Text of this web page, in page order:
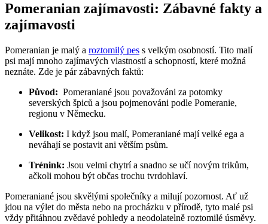
Pomeranian ‌zajímavosti: Zábavné fakty a
zajímavosti
Pomeranian je malý a roztomilý pes ⁢s velkým⁤ osobností. Tito malí
psi mají mnoho zajímavých vlastností a schopností, které ‍možná
neznáte. ⁢Zde ⁣je pár zábavných faktů:
Původ: ⁣ Pomeraniané jsou považováni za⁤ potomky
severských špiců a jsou pojmenováni podle ⁣Pomeranie,
regionu v Německu.
Velikost: ⁢I když jsou malí,‌ Pomeraniané ⁣mají ‌velké ega a‌
neváhají se ‍postavit ani větším psům.
Trénink: ‍Jsou velmi chytrí a snadno‍ se učí novým trikům,
ačkoli ⁣mohou ⁢být občas trochu‌ tvrdohlaví.
Pomeraniané jsou skvělými ⁣společníky a milují⁤ pozornost. Ať už
jdou ⁣na výlet do města nebo na procházku⁤ v přírodě, tyto malé psi
vždy přitáhnou‍ zvědavé pohledy a ‌neodolatelně roztomilé úsměvy.